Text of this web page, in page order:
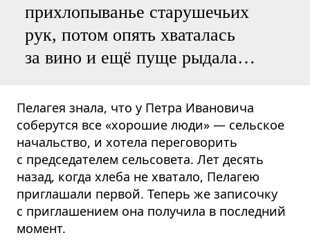
прихлопыванье старушечьих
рук, потом опять хваталась
за вино и ещё пуще рыдала…
Пелагея знала, что у Петра Ивановича
соберутся все «хорошие люди» — сельское
начальство, и хотела переговорить
с председателем сельсовета. Лет десять
назад, когда хлеба не хватало, Пелагею
приглашали первой. Теперь же записочку
с приглашением она получила в последний
момент.